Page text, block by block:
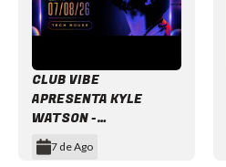
CLUB VIBE
APRESENTA KYLE
WATSON -
INGRESSOS COM
DESCONTO
7 de Ago